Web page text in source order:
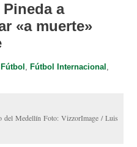
a
«a muerte»
Fútbol , Fútbol Internacional ,
del Medellín Foto: VizzorImage / Luis